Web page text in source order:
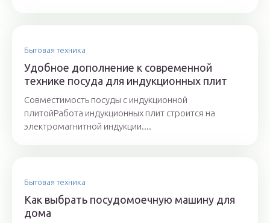
Бытовая техника
Удобное дополнение к современной
технике посуда для индукционных плит
Совместимость посуды с индукционной
плитойРабота индукционных плит строится на
электромагнитной индукции....
Бытовая техника
Как выбрать посудомоечную машину для
дома